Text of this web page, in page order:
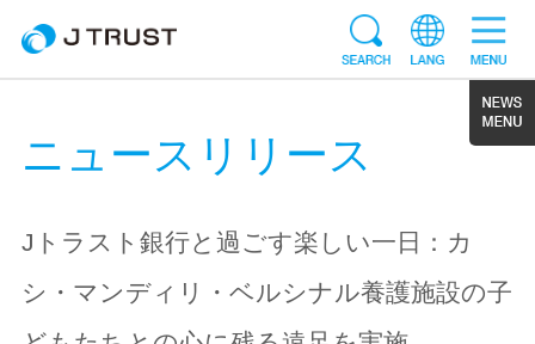
ニュースリリース
Jトラスト銀行と過ごす楽しい一日：カ
シ・マンディリ・ベルシナル養護施設の子